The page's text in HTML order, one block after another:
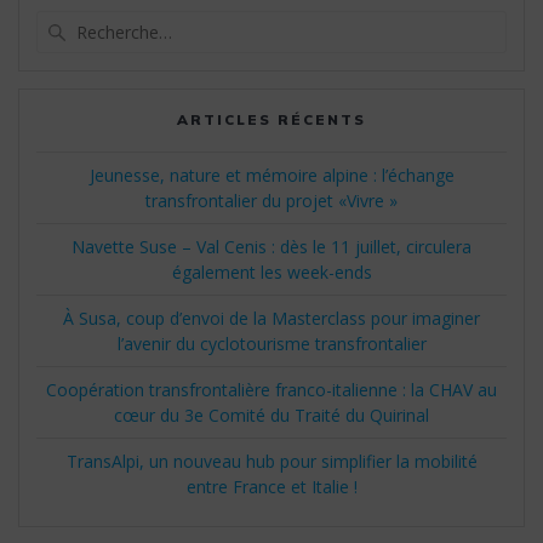
ARTICLES RÉCENTS
Jeunesse, nature et mémoire alpine : l’échange
transfrontalier du projet «Vivre »
Navette Suse – Val Cenis : dès le 11 juillet, circulera
également les week-ends
À Susa, coup d’envoi de la Masterclass pour imaginer
l’avenir du cyclotourisme transfrontalier
Coopération transfrontalière franco-italienne : la CHAV au
cœur du 3e Comité du Traité du Quirinal
TransAlpi, un nouveau hub pour simplifier la mobilité
entre France et Italie !